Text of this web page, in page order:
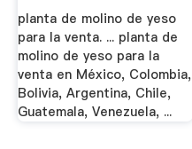
planta de molino de yeso
para la venta. ... planta de
molino de yeso para la
venta en México, Colombia,
Bolivia, Argentina, Chile,
Guatemala, Venezuela, ...